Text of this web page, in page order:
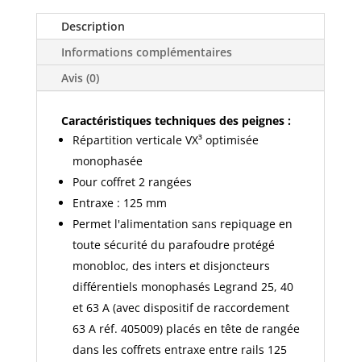
vertical
2
rangées
entraxe
125mm
405000
Description
Informations complémentaires
Avis (0)
Caractéristiques techniques des peignes :
Répartition verticale VX³ optimisée
monophasée
Pour coffret 2 rangées
Entraxe : 125 mm
Permet l'alimentation sans repiquage en
toute sécurité du parafoudre protégé
monobloc, des inters et disjoncteurs
différentiels monophasés Legrand 25, 40
et 63 A (avec dispositif de raccordement
63 A réf. 405009) placés en tête de rangée
dans les coffrets entraxe entre rails 125